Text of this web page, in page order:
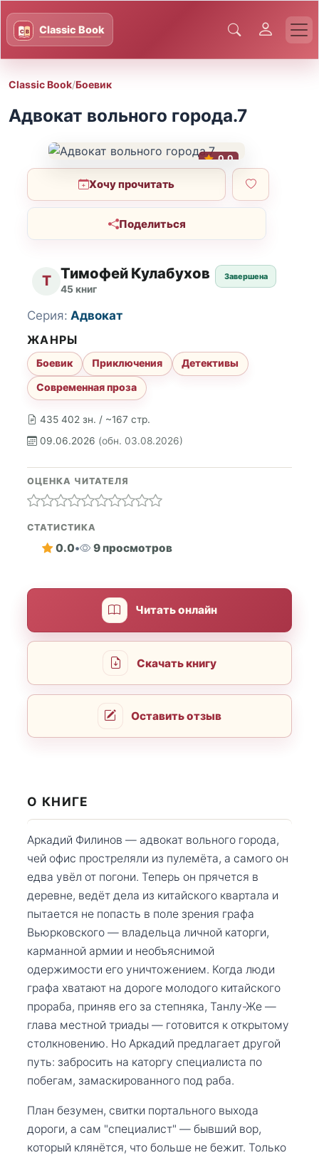
Classic Book/Боевик
Адвокат вольного города.7
0.0
Хочу прочитать
Поделиться
Т Тимофей Кулабухов
45 книг
Завершена
435 402 зн. / ~167 стр.
09.06.2026 (обн. 03.08.2026)
Серия: Адвокат
ЖАНРЫ
Боевик Приключения
Детективы
Современная проза
ОЦЕНКА ЧИТАТЕЛЯ
СТАТИСТИКА
0.0• 9 просмотров
Читать онлайн
Скачать книгу
Оставить отзыв
О КНИГЕ
Аркадий Филинов — адвокат вольного города,
чей офис простреляли из пулемёта, а самого он
едва увёл от погони. Теперь он прячется в
деревне, ведёт дела из китайского квартала и
пытается не попасть в поле зрения графа
Вьюрковского — владельца личной каторги,
карманной армии и необъяснимой
одержимости его уничтожением. Когда люди
графа хватают на дороге молодого китайского
прораба, приняв его за степняка, Танлу-Же —
глава местной триады — готовится к открытому
столкновению. Но Аркадий предлагает другой
путь: забросить на каторгу специалиста по
побегам, замаскированного под раба.
План безумен, свитки портального выхода
дороги, а сам "специалист" — бывший вор,
который клянётся, что больше не бежит. Только